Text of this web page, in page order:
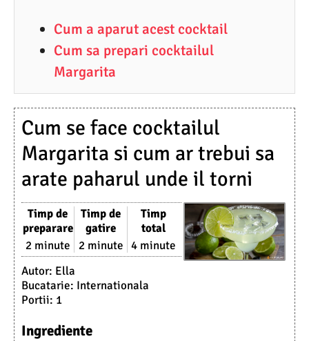
Cum a aparut acest cocktail
Cum sa prepari cocktailul
Margarita
Cum se face cocktailul
Margarita si cum ar trebui sa
arate paharul unde il torni
Timp de
preparare
2 minute
Timp de
gatire
2 minute
Timp
total
4 minute
Autor: Ella
Bucatarie: Internationala
Portii: 1
Ingrediente